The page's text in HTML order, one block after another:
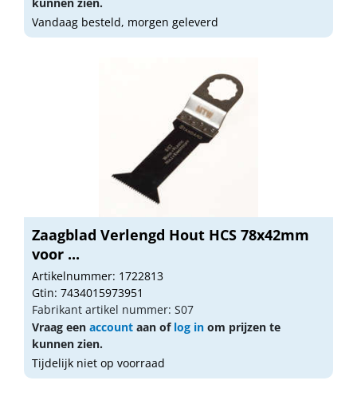
Vandaag besteld, morgen geleverd
Zaagblad Verlengd Hout HCS 78x42mm
voor ...
Artikelnummer: 1722813
Gtin: 7434015973951
Fabrikant artikel nummer: S07
Vraag een account aan of log in om prijzen te
kunnen zien.
Tijdelijk niet op voorraad